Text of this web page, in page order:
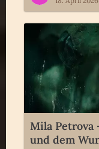
Mila Petrova
und dem